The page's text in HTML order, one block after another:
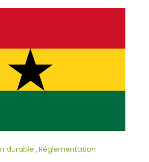
durable, Réglementation